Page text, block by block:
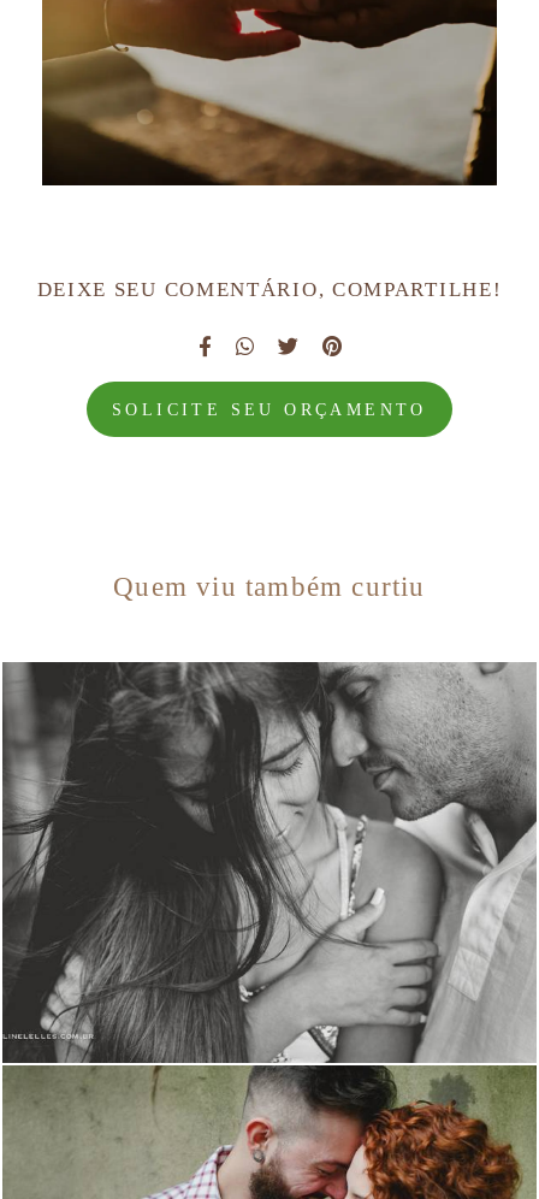
DEIXE SEU COMENTÁRIO, COMPARTILHE!
SOLICITE SEU ORÇAMENTO
Quem viu também curtiu
2173 0